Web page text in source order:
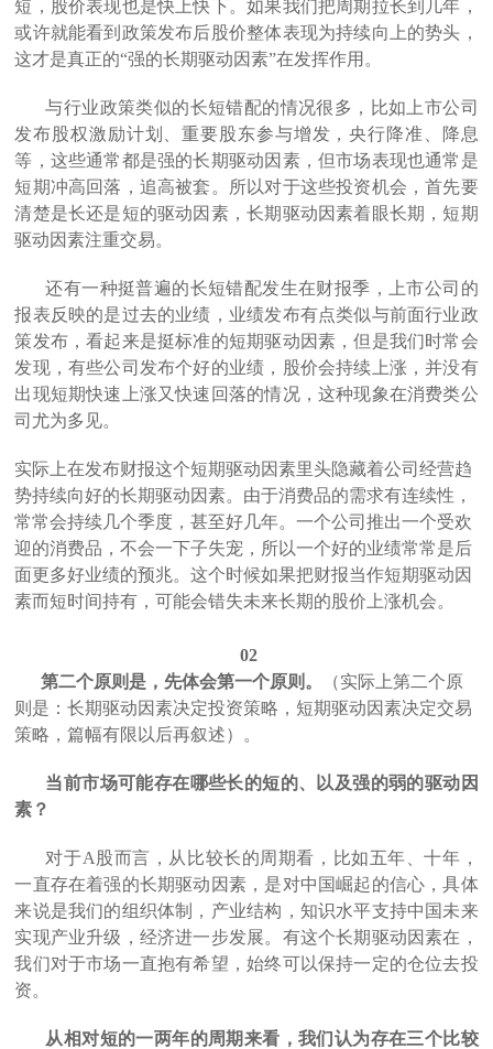
短，股价表现也是快上快下。如果我们把周期拉长到几年，
或许就能看到政策发布后股价整体表现为持续向上的势头，
这才是真正的“强的长期驱动因素”在发挥作用。
与行业政策类似的长短错配的情况很多，比如上市公司
发布股权激励计划、重要股东参与增发，央行降准、降息
等，这些通常都是强的长期驱动因素，但市场表现也通常是
短期冲高回落，追高被套。所以对于这些投资机会，首先要
清楚是长还是短的驱动因素，长期驱动因素着眼长期，短期
驱动因素注重交易。
还有一种挺普遍的长短错配发生在财报季，上市公司的
报表反映的是过去的业绩，业绩发布有点类似与前面行业政
策发布，看起来是挺标准的短期驱动因素，但是我们时常会
发现，有些公司发布个好的业绩，股价会持续上涨，并没有
出现短期快速上涨又快速回落的情况，这种现象在消费类公
司尤为多见。
实际上在发布财报这个短期驱动因素里头隐藏着公司经营趋
势持续向好的长期驱动因素。由于消费品的需求有连续性，
常常会持续几个季度，甚至好几年。一个公司推出一个受欢
迎的消费品，不会一下子失宠，所以一个好的业绩常常是后
面更多好业绩的预兆。这个时候如果把财报当作短期驱动因
素而短时间持有，可能会错失未来长期的股价上涨机会。
02
第二个原则是，先体会第一个原则。
（实际上第二个原
则是：长期驱动因素决定投资策略，短期驱动因素决定交易
策略，篇幅有限以后再叙述）。
当前市场可能存在哪些长的短的、以及强的弱的驱动因
素？
对于A股而言，从比较长的周期看，比如五年、十年，
一直存在着强的长期驱动因素，是对中国崛起的信心，具体
来说是我们的组织体制，产业结构，知识水平支持中国未来
实现产业升级，经济进一步发展。有这个长期驱动因素在，
我们对于市场一直抱有希望，始终可以保持一定的仓位去投
资。
从相对短的一两年的周期来看，我们认为存在三个比较